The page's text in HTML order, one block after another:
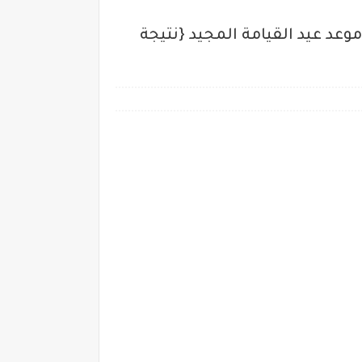
كام برمودة 2020 اليوم كام اخر شهر برمودة 1736 تقويم الشهور القبطية 2020 موعد عيد القيامة المجيد {نتيجة